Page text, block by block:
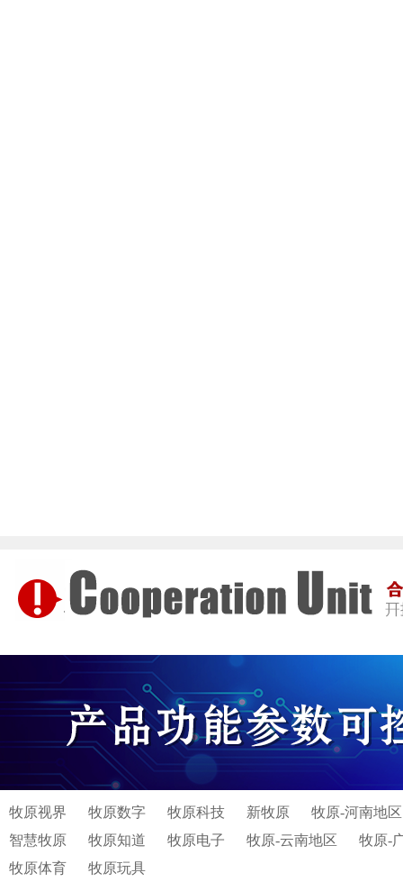
牧原视界 牧原数字 牧原科技 新牧原
牧原-河南地区
智慧牧原
牧原知道 牧原电子 牧原-云南地区
牧原-
牧原体育
牧原玩具